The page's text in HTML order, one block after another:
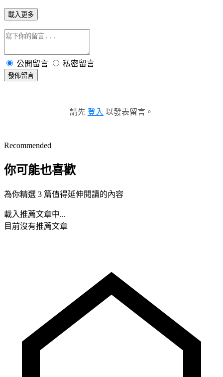
載入更多
公開留言 私密留言
發佈留言
請先 登入 以發表留言。
Recommended
你可能也喜歡
為你精選 3 篇值得延伸閱讀的內容
載入推薦文章中...
目前沒有推薦文章